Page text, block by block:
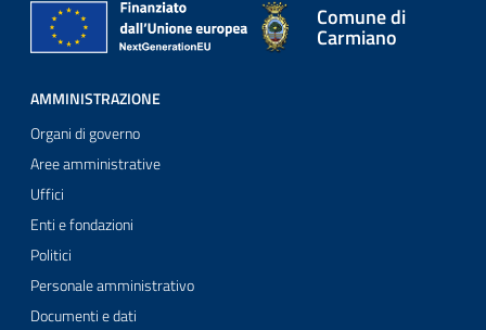
Comune di
Carmiano
AMMINISTRAZIONE
Organi di governo
Aree amministrative
Uffici
Enti e fondazioni
Politici
Personale amministrativo
Documenti e dati